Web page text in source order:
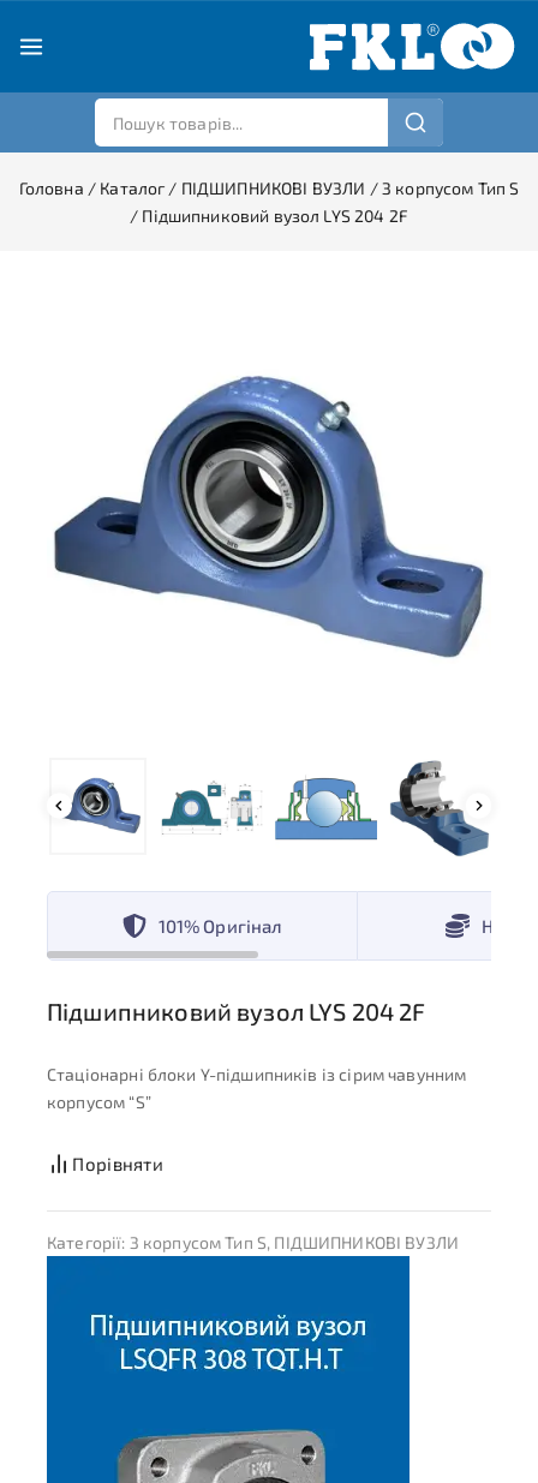
Головна / Каталог / ПІДШИПНИКОВІ ВУЗЛИ /З корпусом Тип S
/ Підшипниковий вузол LYS 204 2F
101% Оригінал
Підшипниковий вузол LYS 204 2F
Стаціонарні блоки Y-підшипників із сірим чавунним
корпусом “S”
Порівняти
Категорії: З корпусом Тип S, ПІДШИПНИКОВІ ВУЗЛИ